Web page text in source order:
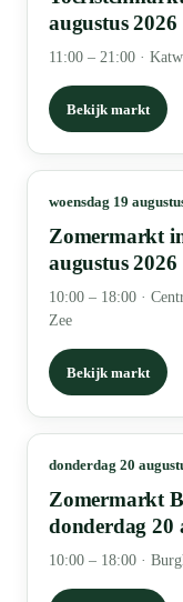
augustus 2026
11:00 – 21:00 ·
Bekijk markt
woensdag 19
Zomermarkt
augustus 2026
10:00 – 18:00 ·
Zee
Bekijk markt
donderdag 20
Zomermarkt
donderdag 20
10:00 – 18:00 ·